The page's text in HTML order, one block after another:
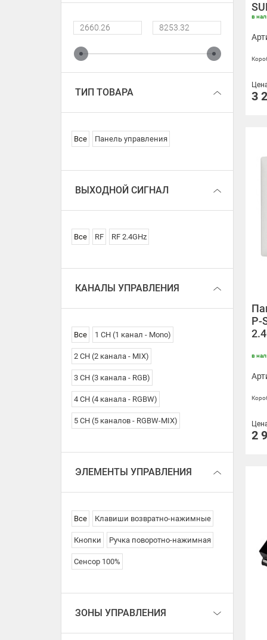
ZB, 2.4G]
SMART Беспроводные
удлинители [2.4G]
SMART контроллеры 3 CH (3
ТИП ТОВАРА
Все Панель управления
ВЫХОДНОЙ СИГНАЛ
Все RF RF 2.4GHz
КАНАЛЫ УПРАВЛЕНИЯ
Все 1 CH (1 канал - Mono)
2 CH (2 канала - MIX)
3 CH (3 канала - RGB)
4 CH (4 канала - RGBW)
5 CH (5 каналов - RGBW-MIX)
ЭЛЕМЕНТЫ УПРАВЛЕНИЯ
Все Клавиши возвратно-нажимные
Кнопки Ручка поворотно-нажимная
Сенсор 100%
ЗОНЫ УПРАВЛЕНИЯ
в
3
P-
в
2